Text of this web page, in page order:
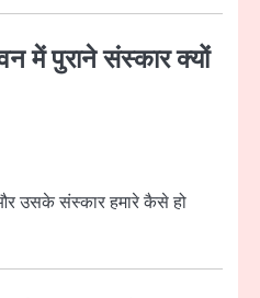
में पुराने संस्कार क्यों
उसके संस्कार हमारे कैसे हो